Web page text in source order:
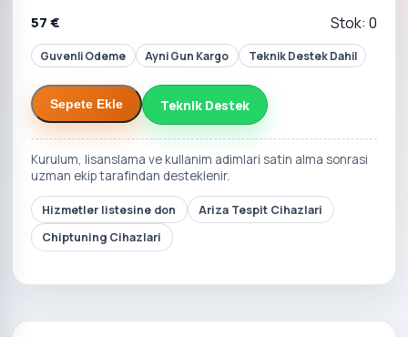
57 € Stok: 0
Guvenli Odeme Ayni Gun Kargo Teknik Destek Dahil
Sepete Ekle Teknik Destek
Kurulum, lisanslama ve kullanim adimlari satin alma sonrasi
uzman ekip tarafindan desteklenir.
Hizmetler listesine don
Ariza Tespit Cihazlari
Chiptuning Cihazlari